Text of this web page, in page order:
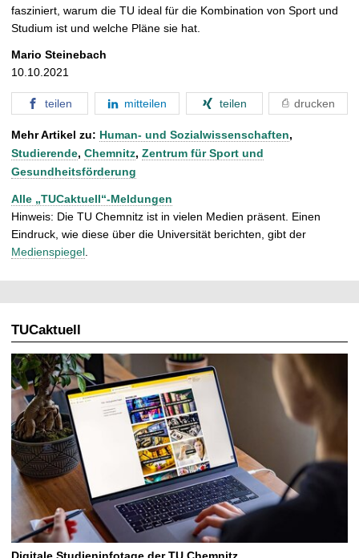
fasziniert, warum die TU ideal für die Kombination von Sport und
Studium ist und welche Pläne sie hat.
Mario Steinebach
10.10.2021
teilen mitteilen teilen drucken
Mehr Artikel zu: Human- und Sozialwissenschaften,
Studierende, Chemnitz, Zentrum für Sport und
Gesundheitsförderung
Alle „TUCaktuell“-Meldungen
Hinweis: Die TU Chemnitz ist in vielen Medien präsent. Einen
Eindruck, wie diese über die Universität berichten, gibt der
Medienspiegel
TUCaktuell